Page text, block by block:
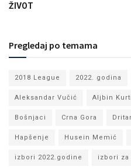
ŽIVOT
Pregledaj po temama
2018 League 2022. godina
Aleksandar Vučić Aljbin Kurti
Bošnjaci Crna Gora
Hapšenje Husein Memić
izbori 2022.godine izbori za